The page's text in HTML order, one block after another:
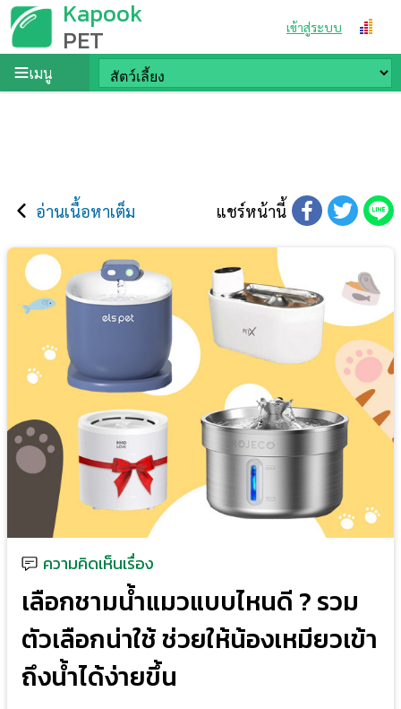
Kapook
PET เข้าสู่ระบบ
เมนู
อ่านเนื้อหาเต็ม แชร์หน้านี้
ความคิดเห็นเรื่อง
เลือกชามน้ำแมวแบบไหนดี ? รวม
ตัวเลือกน่าใช้ ช่วยให้น้องเหมียวเข้า
ถึงน้ำได้ง่ายขึ้น